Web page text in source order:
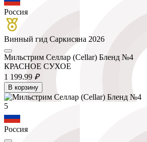
Россия
Винный гид Саркисяна 2026
Мильстрим Селлар (Cellar) Бленд №4
КРАСНОЕ СУХОЕ
1 199.99 ₽
В корзину
5
Россия